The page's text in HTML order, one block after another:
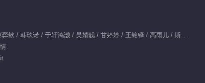
01:58
Diễn viên chính：吴佳怡 / 赵弈钦 / 韩玖诺 / 于轩鸿灏 / 吴婧靓 / 甘婷婷 / 王铭铎 / 高雨儿 / 斯琴高娃 / 何佳怡 / 姚安濂 / 徐松子 / 岳跃利